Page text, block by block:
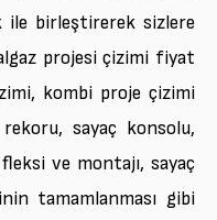
birleştirerek sizlere
projesi çizimi fiyat
kombi proje çizimi
sayaç konsolu,
ve montajı, sayaç
tamamlanması gibi